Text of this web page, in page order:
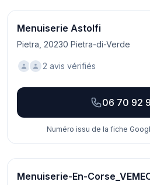
Menuiserie Astolfi
Pietra, 20230 Pietra-di-Verde
2 avis vérifiés
06 70 92
Numéro issu de la fiche
Menuiserie-En-